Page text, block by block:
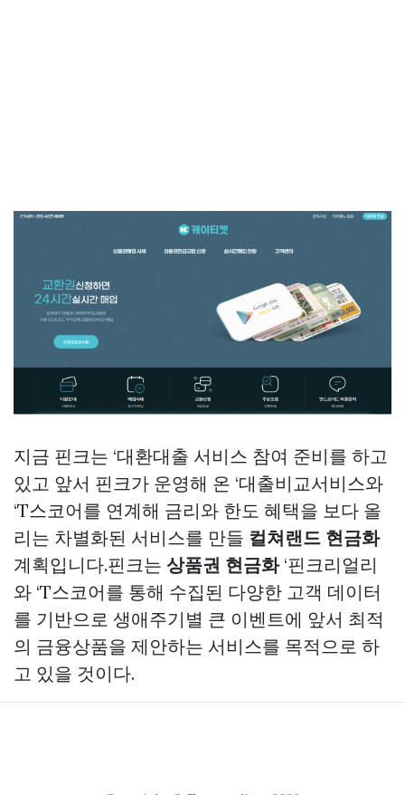
지금 핀크는 ‘대환대출 서비스 참여 준비를 하고
있고 앞서 핀크가 운영해 온 ‘대출비교서비스와
‘T스코어를 연계해 금리와 한도 혜택을 보다 올
리는 차별화된 서비스를 만들 컬쳐랜드 현금화
계획입니다.핀크는 상품권 현금화‘핀크리얼리
와 ‘T스코어를 통해 수집된 다양한 고객 데이터
를 기반으로 생애주기별 큰 이벤트에 앞서 최적
의 금융상품을 제안하는 서비스를 목적으로 하
고 있을 것이다.